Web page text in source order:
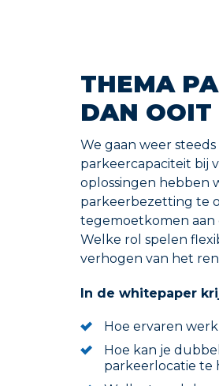
THEMA
DAN OOIT
We gaan weer
parkeercapaciteit bij
oplossingen hebben
parkeerbezetting te
tegemoetkomen aan
Welke rol spelen
verhogen van het
In de whitepaper
Hoe ervaren
Hoe kan je
parkeerlocatie te